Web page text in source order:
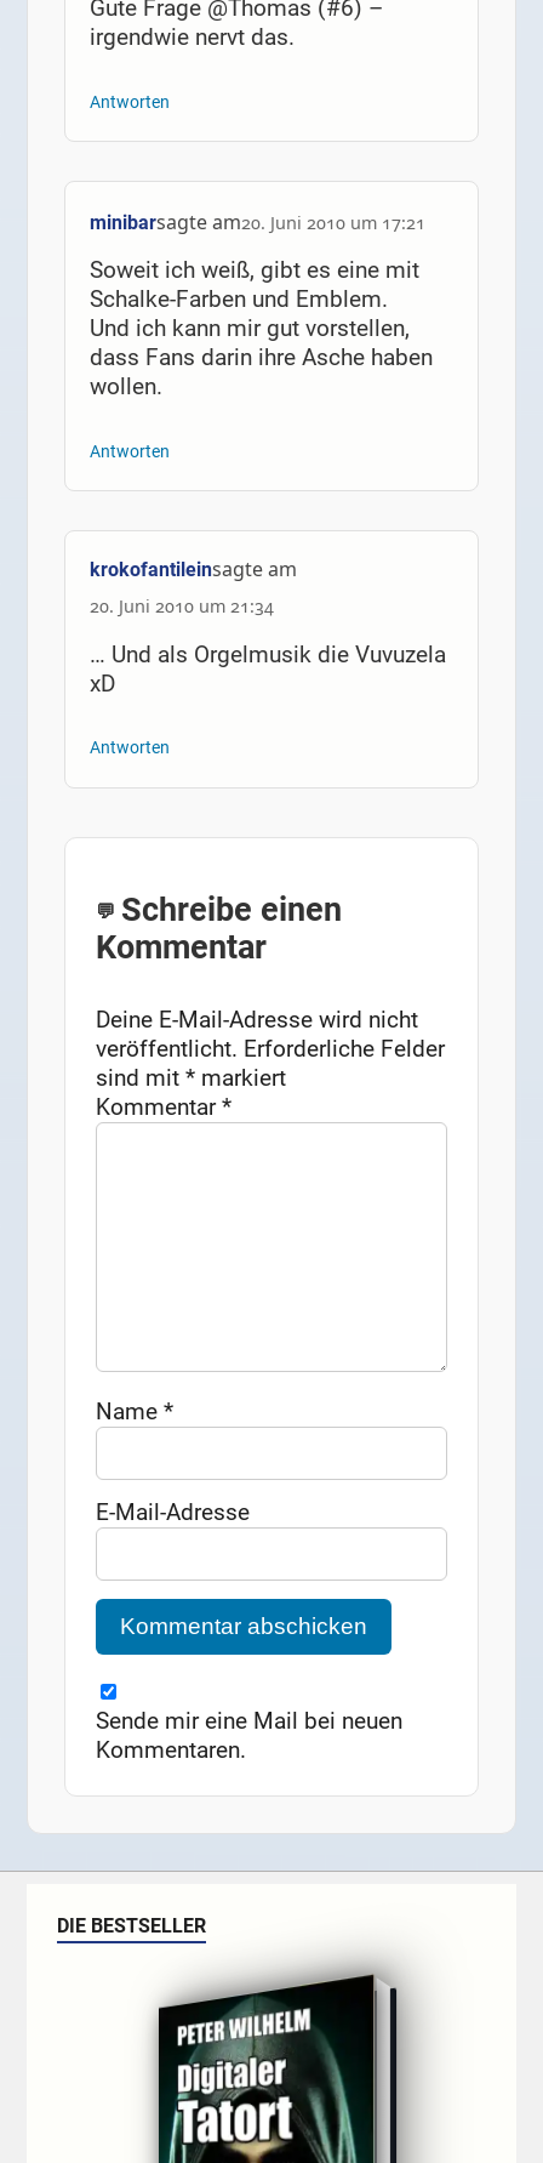
Gute Frage @Thomas (#6) –
irgendwie nervt das.
Antworten
minibarsagte am20. Juni 2010 um 17:21
Soweit ich weiß, gibt es eine mit
Schalke-Farben und Emblem.
Und ich kann mir gut vorstellen,
dass Fans darin ihre Asche haben
wollen.
Antworten
krokofantileinsagte am
20. Juni 2010 um 21:34
… Und als Orgelmusik die Vuvuzela
xD
Antworten
Schreibe einen
Kommentar
Deine E-Mail-Adresse wird nicht
veröffentlicht. Erforderliche Felder
sind mit* markiert
Kommentar*
Name*
E-Mail-Adresse
Sende mir eine Mail bei neuen
Kommentaren.
DIE BESTSELLER